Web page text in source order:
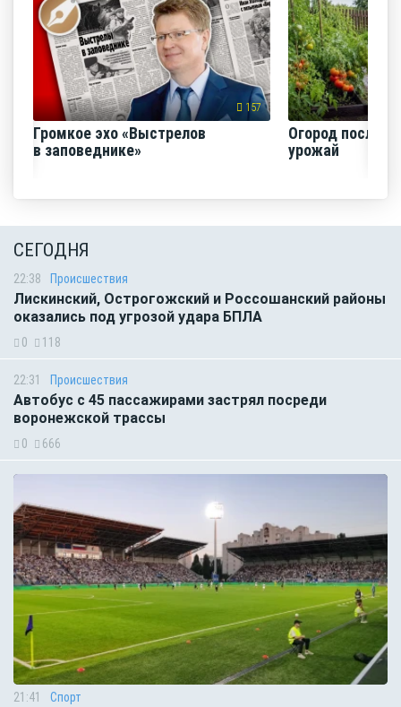
157
Громкое эхо «Выстрелов
в заповеднике»
Огород после
урожай
СЕГОДНЯ
22:38 Происшествия
Лискинский, Острогожский и Россошанский районы
оказались под угрозой удара БПЛА
0 118
22:31 Происшествия
Автобус с 45 пассажирами застрял посреди
воронежской трассы
0 666
21:41 Спорт